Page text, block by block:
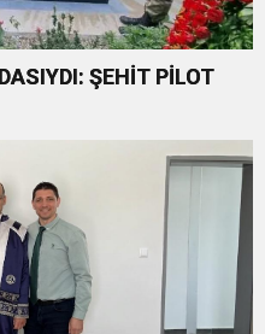
ŞEHİT PİLOT